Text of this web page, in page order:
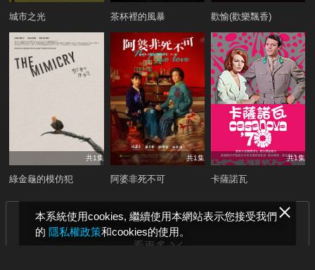
本系統使用cookies, 繼續使用本網站表示您接受我們
的 隱私權政策和cookies的使用。
城市之光 茶杯裡的風暴 歡愉(歡樂飄香)
共1集
綠金龜的模仿犯
共1集
阿婆非死不可
共1集
卡薩諾瓦
看更多